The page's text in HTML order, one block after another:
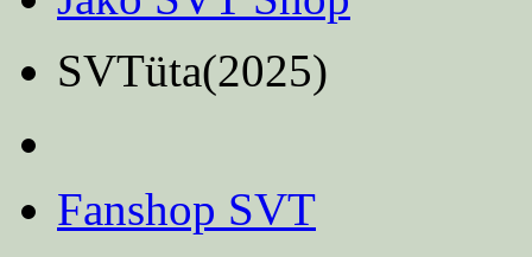
SVTüta(2025)
Fanshop SVT